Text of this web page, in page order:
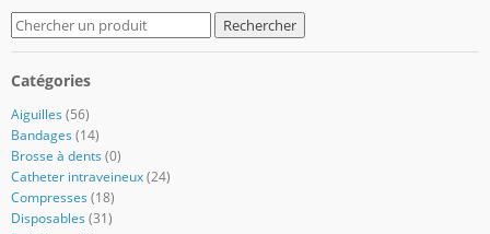
Search
for:
Catégories
Aiguilles (56)
Bandages (14)
Brosse à dents (0)
Catheter intraveineux (24)
Compresses (18)
Disposables (31)